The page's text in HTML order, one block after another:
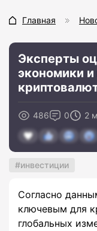
Главная
Эксперты
экономики и
486 0 2
инвестиции
Согласно
ключевым для
глобальных